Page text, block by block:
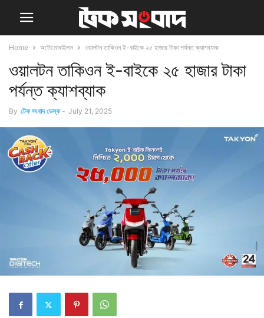
Home অটোমোবাইলস ওয়ালটন তাকিওন ই-বাইকে ২৫ হাজার টাকা পর্যন্ত ক্যাশব্যাক
ওয়ালটন তাকিওন ই-বাইকে ২৫ হাজার টাকা
পর্যন্ত ক্যাশব্যাক
By টেক সংবাদ ডেস্ক - July 21, 2025